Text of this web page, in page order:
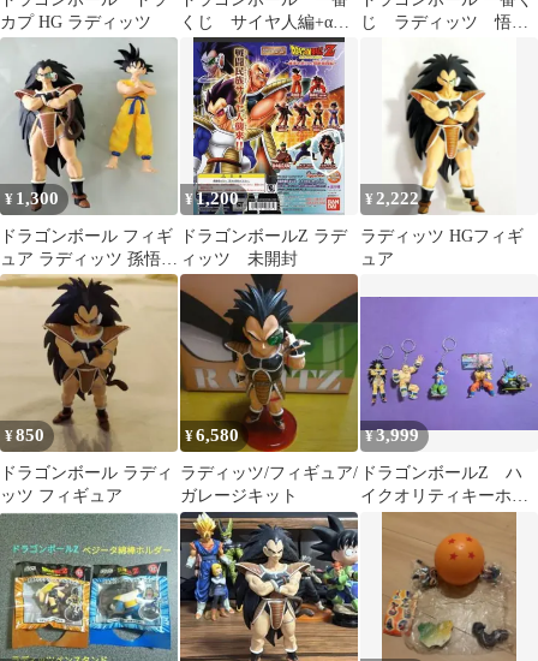
カプ HG ラディッツ
くじ サイヤ人編+αセ
ット
じ ラディッツ 悟
¥ 1,300
ドラゴンボール フィギ
ュア ラディッツ 孫悟空
2体セット
¥1,200
ドラゴンボールZ ラデ
ィッツ 未開封
¥2,222
ラディッツ HGフィギ
ュア
¥850
ドラゴンボール ラディ
ッツ フィギュア
¥6,580
ラディッツ/フィギュア/
ガレージキット
¥3,999
ドラゴンボールZ ハ
イクオリティキーホル